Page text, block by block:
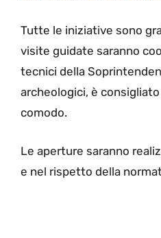
Tutte le iniziative sono
visite guidate saranno
tecnici della
archeologici, è
comodo.
Le aperture saranno
e nel rispetto della